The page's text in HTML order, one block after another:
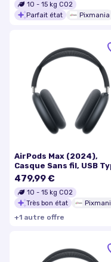
10 - 15 kg CO2
Parfait état
Pixmania
AirPods Max (2024),
Casque Sans fil, USB
C Bluetooth, Minuit -
bon état
479,99 €
10 - 15 kg CO2
Très bon état
+1 autre offre